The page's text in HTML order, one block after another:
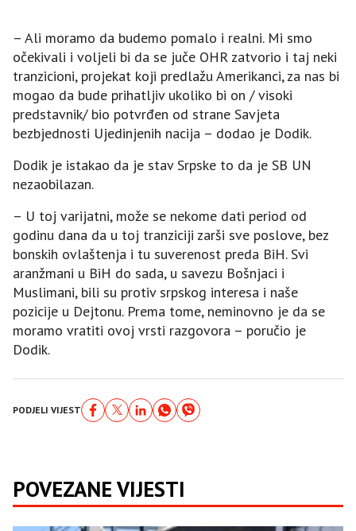
– Ali moramo da budemo pomalo i realni. Mi smo
očekivali i voljeli bi da se juče OHR zatvorio i taj neki
tranzicioni, projekat koji predlažu Amerikanci, za nas bi
mogao da bude prihatljiv ukoliko bi on / visoki
predstavnik/ bio potvrđen od strane Savjeta
bezbjednosti Ujedinjenih nacija – dodao je Dodik.
Dodik je istakao da je stav Srpske to da je SB UN
nezaobilazan.
– U toj varijatni, može se nekome dati period od
godinu dana da u toj tranziciji zarši sve poslove, bez
bonskih ovlaštenja i tu suverenost preda BiH. Svi
aranžmani u BiH do sada, u savezu Bošnjaci i
Muslimani, bili su protiv srpskog interesa i naše
pozicije u Dejtonu. Prema tome, neminovno je da se
moramo vratiti ovoj vrsti razgovora – poručio je
Dodik.
PODJELI VIJEST
POVEZANE VIJESTI